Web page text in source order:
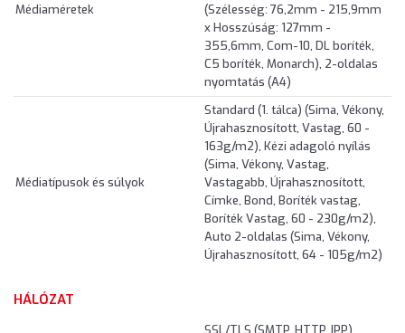
Médiaméretek
(Szélesség: 76,2mm - 215,9mm
x Hosszúság: 127mm -
355,6mm, Com-10, DL boríték,
C5 boríték, Monarch), 2-oldalas
nyomtatás (A4)
Médiatípusok és súlyok
Standard (1. tálca) (Sima, Vékony,
Újrahasznosított, Vastag, 60 -
163g/m2), Kézi adagoló nyílás
(Sima, Vékony, Vastag,
Vastagabb, Újrahasznosított,
Címke, Bond, Boríték vastag,
Boríték Vastag, 60 - 230g/m2),
Auto 2-oldalas (Sima, Vékony,
Újrahasznosított, 64 - 105g/m2)
HÁLÓZAT
SSL/TLS (SMTP, HTTP, IPP),